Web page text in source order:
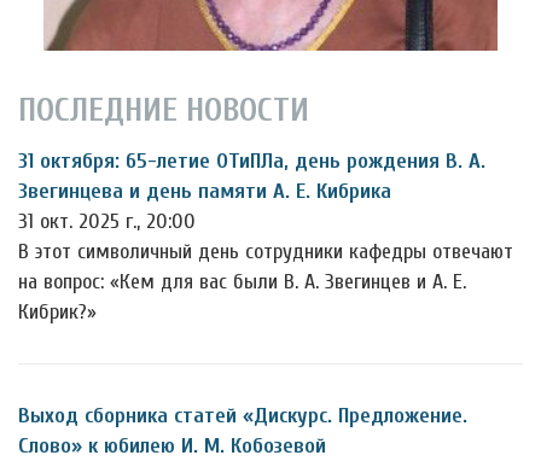
ПОСЛЕДНИЕ НОВОСТИ
31 октября: 65-летие ОТиПЛа, день рождения В. А.
Звегинцева и день памяти А. Е. Кибрика
31 окт. 2025 г., 20:00
В этот символичный день сотрудники кафедры отвечают
на вопрос: «Кем для вас были В. А. Звегинцев и А. Е.
Кибрик?»
Выход сборника статей «Дискурс. Предложение.
Слово» к юбилею И. М. Кобозевой